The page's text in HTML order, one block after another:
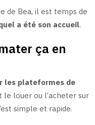
de Bea, il est temps de
a été son accueil.
ça en
les plateformes de
le louer ou l’acheter sur
simple et rapide.